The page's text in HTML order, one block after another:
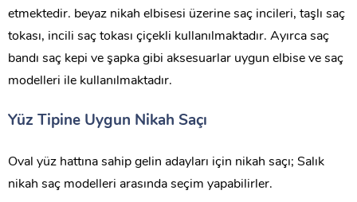
etmektedir. beyaz nikah elbisesi üzerine saç incileri, taşlı saç
tokası, incili saç tokası çiçekli kullanılmaktadır. Ayırca saç
bandı saç kepi ve şapka gibi aksesuarlar uygun elbise ve saç
modelleri ile kullanılmaktadır.
Yüz Tipine Uygun Nikah Saçı
Oval yüz hattına sahip gelin adayları için nikah saçı; Salık
nikah saç modelleri arasında seçim yapabilirler.